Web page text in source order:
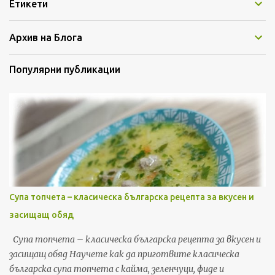
повече от изкушаващ. Защо обичам принцеси с кайма
Обичам тази рецепта, защото е: изключително лесна
приготвя се с малко продукти...
Етикети
Архив на Блога
Популярни публикации
Супа топчета – класическа българска рецепта за вкусен и
засищащ обяд
Супа топчета – класическа българска рецепта за вкусен и
засищащ обяд Научете как да приготвите класическа
българска супа топчета с кайма, зеленчуци, фиде и